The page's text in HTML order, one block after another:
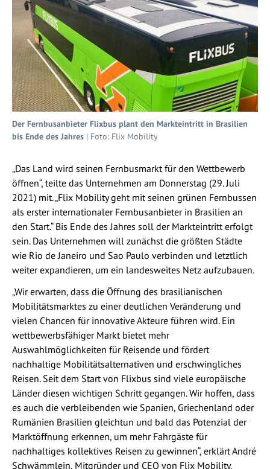
Der Fernbusanbieter Flixbus plant den Markteintritt in Brasilien
bis Ende des Jahres | Foto: Flix Mobility
„Das Land wird seinen Fernbusmarkt für den Wettbewerb
öffnen“, teilte das Unternehmen am Donnerstag (29. Juli
2021) mit. „Flix Mobility geht mit seinen grünen Fernbussen
als erster internationaler Fernbusanbieter in Brasilien an
den Start.“ Bis Ende des Jahres soll der Markteintritt erfolgt
sein. Das Unternehmen will zunächst die größten Städte
wie Rio de Janeiro und Sao Paulo verbinden und letztlich
weiter expandieren, um ein landesweites Netz aufzubauen.
„Wir erwarten, dass die Öffnung des brasilianischen
Mobilitätsmarktes zu einer deutlichen Veränderung und
vielen Chancen für innovative Akteure führen wird. Ein
wettbewerbsfähiger Markt bietet mehr
Auswahlmöglichkeiten für Reisende und fördert
nachhaltige Mobilitätsalternativen und erschwingliches
Reisen. Seit dem Start von Flixbus sind viele europäische
Länder diesen wichtigen Schritt gegangen. Wir hoffen, dass
es auch die verbleibenden wie Spanien, Griechenland oder
Rumänien Brasilien gleichtun und bald das Potenzial der
Marktöffnung erkennen, um mehr Fahrgäste für
nachhaltiges kollektives Reisen zu gewinnen“, erklärt André
Schwämmlein, Mitgründer und CEO von Flix Mobility.